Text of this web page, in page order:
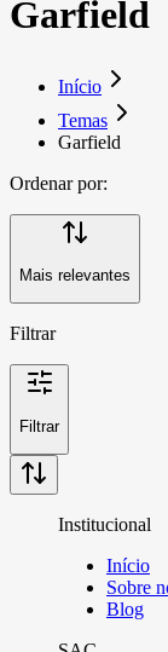
Garfield
Início
Temas
Garfield
Ordenar por:
Mais relevantes
Filtrar
Filtrar
Institucional
Início
Sobre
Blog